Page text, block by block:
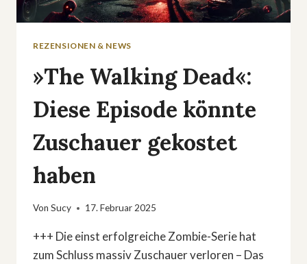
REZENSIONEN & NEWS
»The Walking Dead«:
Diese Episode könnte
Zuschauer gekostet
haben
Von Sucy 17. Februar 2025
+++ Die einst erfolgreiche Zombie-Serie hat
zum Schluss massiv Zuschauer verloren – Das